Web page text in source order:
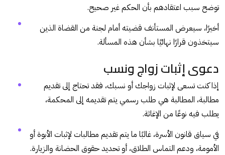
توضح سبب اعتقادهم بأن الحكم غير صحيح.
أخيرًا، سيعرض المستأنف قضيته أمام لجنة من القضاة الذين
سيتخذون قرارًا نهائيًا بشأن هذه المسألة.
دعوى إثبات زواج ونسب
إذا كنت تسعى لإثبات زواجك أو نسبك، فقد تحتاج إلى تقديم
مطالبة، المطالبة هي طلب رسمي يتم تقديمه إلى المحكمة،
يطلب فيه نوعًا من الإغاثة.
في سياق قانون الأسرة، غالبًا ما يتم تقديم مطالبات لإثبات الأبوة أو
الأمومة، ودعم التماس الطلاق، أو تحديد حقوق الحضانة والزيارة.